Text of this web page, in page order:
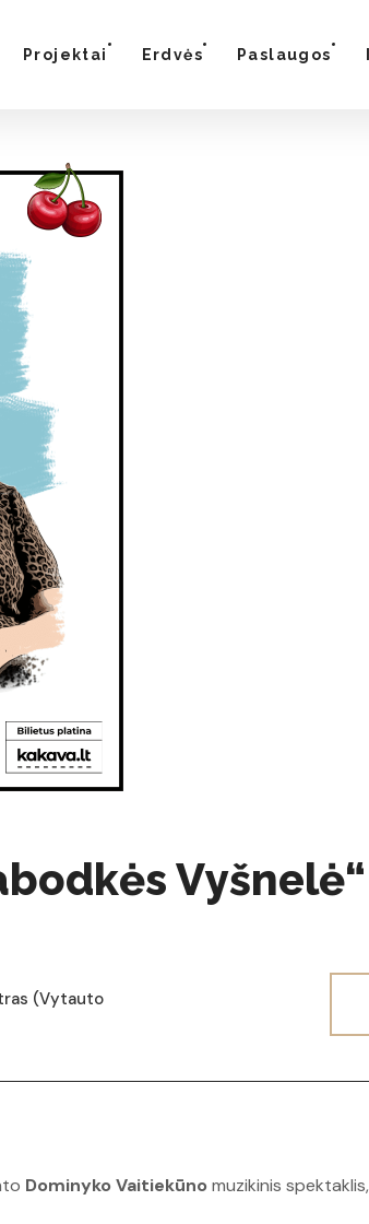
Projektai Erdvės Paslaugos
Vyšnelė“
(Vytauto
Dominyko Vaitiekūno muzikinis